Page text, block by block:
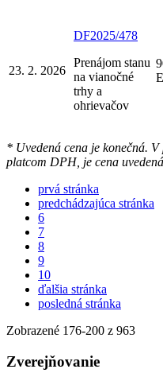
23. 2. 2026
DF2025/478
Prenájom stanu
na vianočné
trhy a
ohrievačov
* Uvedená cena je konečná.
platcom DPH, je cena
prvá stránka
predchádzajúca stránka
6
7
8
9
10
ďalšia stránka
posledná stránka
Zobrazené 176-200 z 963
Zverejňovanie